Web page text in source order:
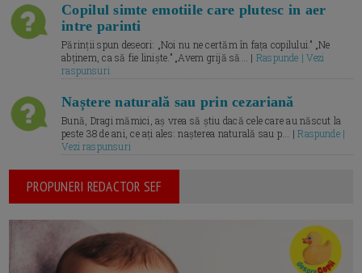
Copilul simte emotiile care plutesc in aer
intre parinti
Părinții spun deseori: „Noi nu ne certăm în fața copilului.” „Ne
abținem, ca să fie liniște.” „Avem grijă să... | Raspunde | Vezi
raspunsuri
Naștere naturală sau prin cezariană
Bună, Dragi mămici, aș vrea să știu dacă cele care au născut la
peste 38 de ani, ce ați ales: nașterea naturală sau p... |Raspunde |
Vezi raspunsuri
PROPUNERI REDACTOR SEF